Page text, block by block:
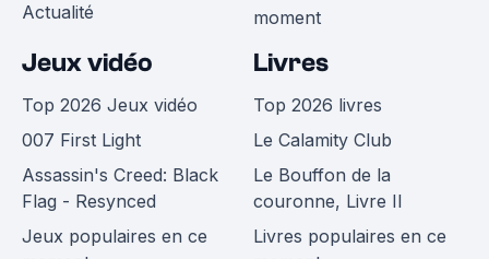
Actualité
moment
Jeux vidéo
Top 2026 Jeux vidéo
007 First Light
Assassin's Creed: Black
Flag - Resynced
Jeux populaires en ce
Livres
Top 2026 livres
Le Calamity Club
Le Bouffon de la
couronne, Livre II
Livres populaires en ce